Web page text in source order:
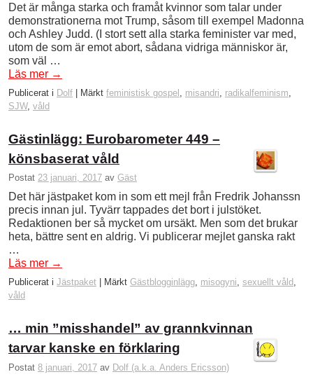
Det är många starka och framåt kvinnor som talar under
demonstrationerna mot Trump, såsom till exempel Madonna
och Ashley Judd. (I stort sett alla starka feminister var med,
utom de som är emot abort, sådana vidriga människor är,
som väl …
Läs mer →
Publicerat i Dolf Märkt feministisk gospel misandri radikalfeminism
SJW, våld
Gästinlägg: Eurobarometer 449 –
könsbaserat våld
Postat 23 januari, 2017 av Gäst
Det här jästpaket kom in som ett mejl från Fredrik Johanssn
precis innan jul. Tyvärr tappades det bort i julstöket.
Redaktionen ber så mycket om ursäkt. Men som det brukar
heta, bättre sent en aldrig. Vi publicerar mejlet ganska rakt
…
Läs mer →
Publicerat i Jästpaket Märkt Gästblogginlägg, misogyni, sexuellt våld ,
våld
… min ”misshandel” av grannkvinnan
tarvar kanske en förklaring
Postat 8 januari, 2017 av Dolf (a.k.a. Anders Ericsson)